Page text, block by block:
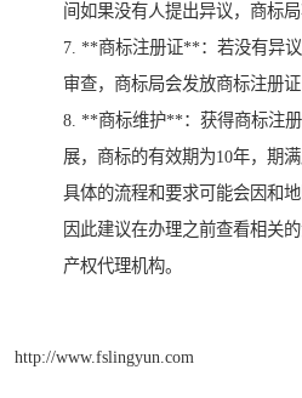
间如果没有人提出异议，商标局
7. **商标注册证**：若没有异
审查，商标局会发放商标注册证
8. **商标维护**：获得商标注
展，商标的有效期为10年，期满
具体的流程和要求可能会因和地
因此建议在办理之前查看相关
产权代理机构。
http://www.fslingyun.com